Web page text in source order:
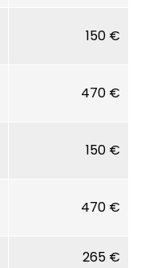
150 €
470 €
150 €
470 €
265 €